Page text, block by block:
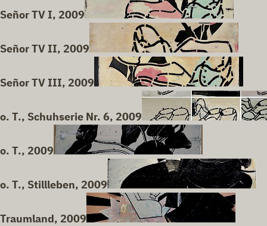
Señor TV I, 2009
Señor TV II, 2009
Señor TV III, 2009
o. T., Schuhserie Nr. 6, 2009
o. T., 2009
o. T., Stillleben, 2009
Traumland, 2009